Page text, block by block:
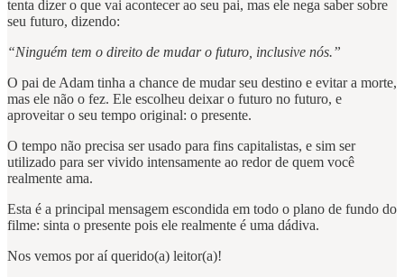
tenta dizer o que vai acontecer ao seu pai, mas ele nega saber sobre
seu futuro, dizendo:
“Ninguém tem o direito de mudar o futuro, inclusive nós.”
O pai de Adam tinha a chance de mudar seu destino e evitar a morte,
mas ele não o fez. Ele escolheu deixar o futuro no futuro, e
aproveitar o seu tempo original: o presente.
O tempo não precisa ser usado para fins capitalistas, e sim ser
utilizado para ser vivido intensamente ao redor de quem você
realmente ama.
Esta é a principal mensagem escondida em todo o plano de fundo do
filme: sinta o presente pois ele realmente é uma dádiva.
Nos vemos por aí querido(a) leitor(a)!